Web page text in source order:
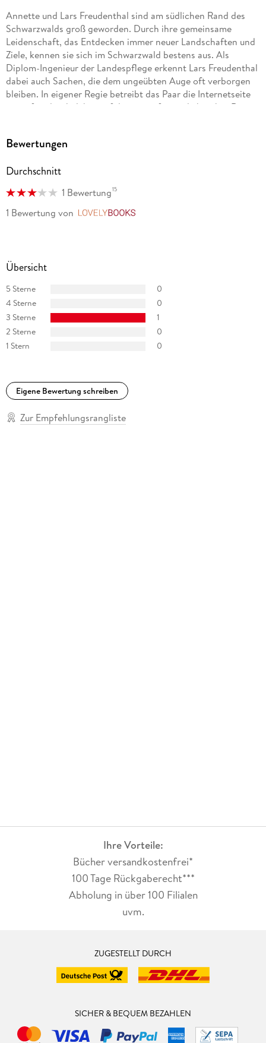
Annette und Lars Freudenthal sind am südlichen Rand des
Schwarzwalds groß geworden. Durch ihre gemeinsame
Leidenschaft, das Entdecken immer neuer Landschaften und
Ziele, kennen sie sich im Schwarzwald bestens aus. Als
Diplom-Ingenieur der Landespflege erkennt Lars Freudenthal
dabei auch Sachen, die dem ungeübten Auge oft verborgen
bleiben. In eigener Regie betreibt das Paar die Internetseite
www. freudenthal. biz, auf der sie umfassend über ihre Reisen
Bewertungen
Durchschnitt
1 Bewertung15
1 Bewertung von
Übersicht
5 Sterne
0
4 Sterne
0
3 Sterne
1
2 Sterne
0
1 Stern
0
Eigene Bewertung schreiben
Zur Empfehlungsrangliste
Ihre Vorteile:
Bücher versandkostenfrei*
100 Tage Rückgaberecht***
Abholung in über 100 Filialen
uvm.
ZUGESTELLT DURCH
SICHER & BEQUEM BEZAHLEN